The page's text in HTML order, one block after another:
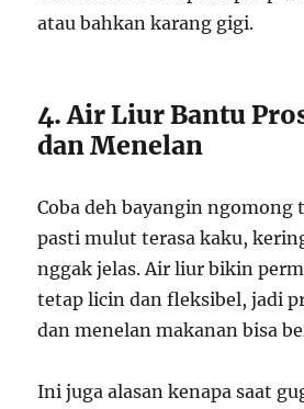
atau bahkan karang gigi.
4. Air Liur Bantu
dan Menelan
Coba deh bayangin
pasti mulut terasa kaku,
nggak jelas. Air liur bikin
tetap licin dan fleksibel, jadi
dan menelan makanan bisa
Ini juga alasan kenapa saat